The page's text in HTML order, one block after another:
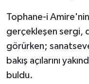
Tophane-i
gerçekleşen sergi,
görürken;
bakış açılarını
buldu.